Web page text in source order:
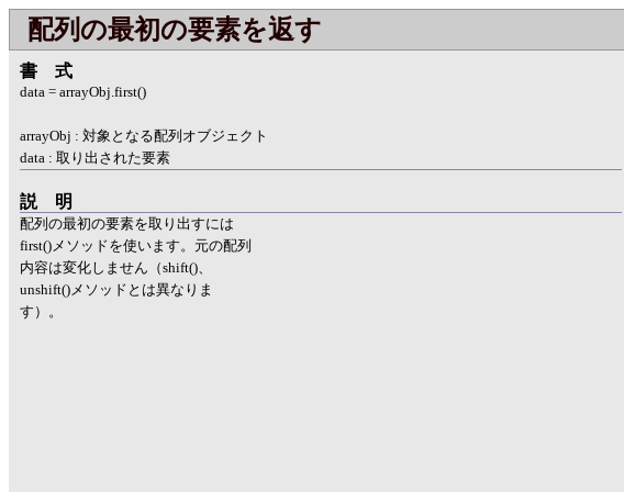
配列の最初の要素を返す
書式
data = arrayObj.first()
arrayObj : 対象となる配列オブジェクト
data : 取り出された要素
説明
配列の最初の要素を取り出すには
first()メソッドを使います。元の配列
内容は変化しません（shift()、
unshift()メソッドとは異なりま
す）。